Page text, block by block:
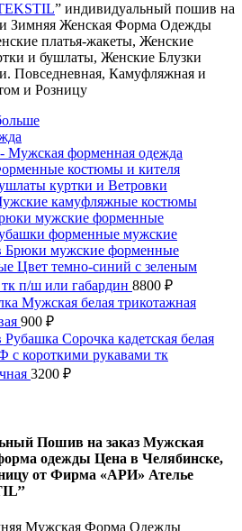
” индивидуальный пошив на
и Зимняя Женская Форма Одежды
платья-жакеты, Женские
и бушлаты, Женские Блузки
Повседневная, Камуфляжная и
и Розницу
Мужская форменная одежда
костюмы и кителя
куртки и Ветровки
камуфляжные костюмы
мужские форменные
форменные мужские
мужские форменные
Цвет темно-синий с зеленым
п/ш или габардин 8800 ₽
Мужская белая трикотажная
900 ₽
Сорочка кадетская белая
короткими рукавами тк
3200 ₽
Пошив на заказ Мужская
одежды Цена в Челябинске,
от Фирма «АРИ» Ателье
Мужская Форма Одежды